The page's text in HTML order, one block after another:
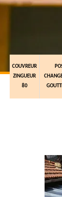
COUVREUR
ZINGUEUR
80